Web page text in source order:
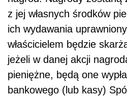
z jej własnych środków
ich wydawania
właścicielem będzie
jeżeli w danej akcji
pieniężne, będą one
bankowego (lub kasy)